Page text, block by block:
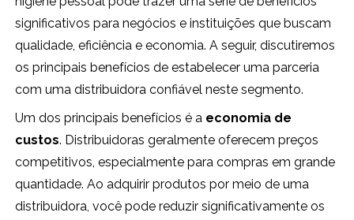
significativos para negócios e instituições que buscam
qualidade, eficiência e economia. A seguir, discutiremos
os principais benefícios de estabelecer uma parceria
com uma distribuidora confiável neste segmento.
Um dos principais benefícios é a economia de
custos. Distribuidoras geralmente oferecem preços
competitivos, especialmente para compras em grande
quantidade. Ao adquirir produtos por meio de uma
distribuidora, você pode reduzir significativamente os